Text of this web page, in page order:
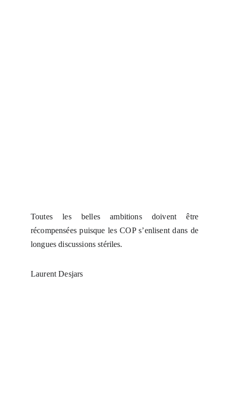
Toutes les belles ambitions doivent être
récompensées puisque les COP s’enlisent dans de
longues discussions stériles.
Laurent Desjars